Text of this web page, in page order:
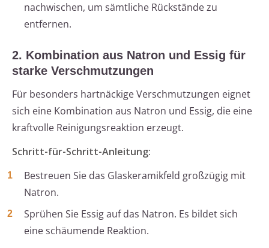
nachwischen, um sämtliche Rückstände zu
entfernen.
2. Kombination aus Natron und Essig für
starke Verschmutzungen
Für besonders hartnäckige Verschmutzungen eignet
sich eine Kombination aus Natron und Essig, die eine
kraftvolle Reinigungsreaktion erzeugt.
Schritt-für-Schritt-Anleitung:
Bestreuen Sie das Glaskeramikfeld großzügig mit
Natron.
Sprühen Sie Essig auf das Natron. Es bildet sich
eine schäumende Reaktion.